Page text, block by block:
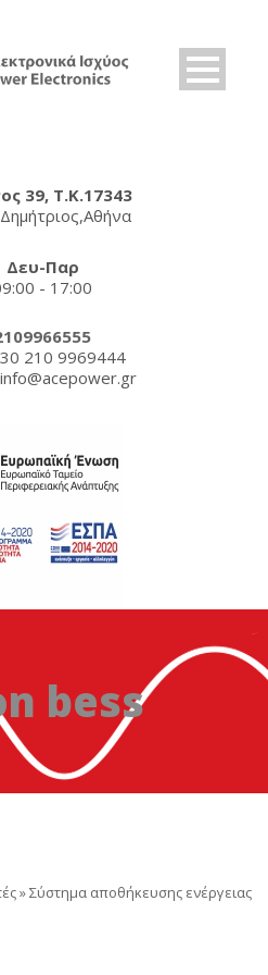
39, Τ.Κ.17343
Δευ-Παρ
- 17:00
210 9969444
bess
»Σύστημα αποθήκευσης ενέργειας